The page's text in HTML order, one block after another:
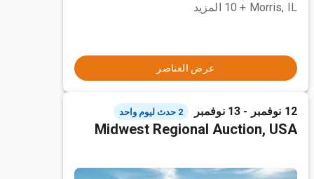
Morris, IL + 10 المزيد
عرض العناصر
12 نوفمبر - 13 نوفمبر 2 حدث ليوم واحد
Midwest Regional Auction, USA